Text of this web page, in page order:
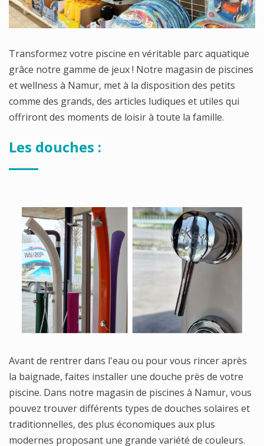
Transformez votre piscine en véritable parc aquatique
grâce notre gamme de jeux ! Notre magasin de piscines
et wellness à Namur, met à la disposition des petits
comme des grands, des articles ludiques et utiles qui
offriront des moments de loisir à toute la famille.
Les douches :
Avant de rentrer dans l'eau ou pour vous rincer après
la baignade, faites installer une douche près de votre
piscine. Dans notre magasin de piscines à Namur, vous
pouvez trouver différents types de douches solaires et
traditionnelles, des plus économiques aux plus
modernes proposant une grande variété de couleurs.